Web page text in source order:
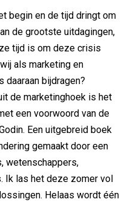
begin en de tijd dringt om
de grootste uitdagingen,
tijd is om deze crisis
als marketing en
bijdragen?
de marketinghoek is het
een voorwoord van de
Een uitgebreid boek
gemaakt door een
wetenschappers,
Ik las het deze zomer vol
Helaas wordt één